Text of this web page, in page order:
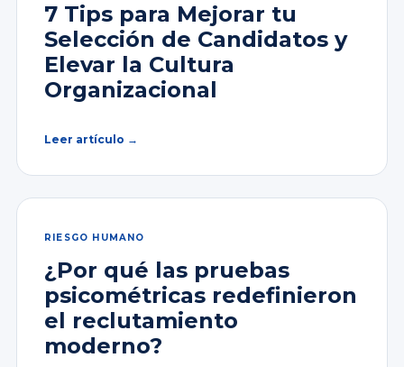
7 Tips para Mejorar tu
Selección de Candidatos y
Elevar la Cultura
Organizacional
Leer artículo →
RIESGO HUMANO
¿Por qué las pruebas
psicométricas redefinieron
el reclutamiento
moderno?